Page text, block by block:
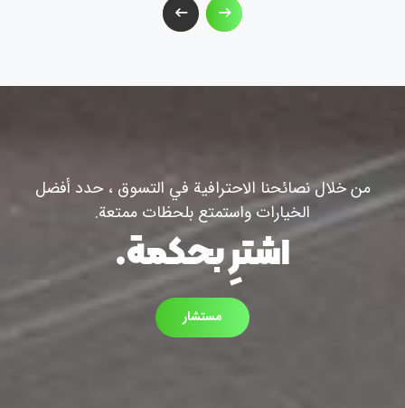
من خلال نصائحنا الاحترافية في التسوق ، حدد أفضل
الخيارات واستمتع بلحظات ممتعة.
اشترِ بحكمة.
مستشار